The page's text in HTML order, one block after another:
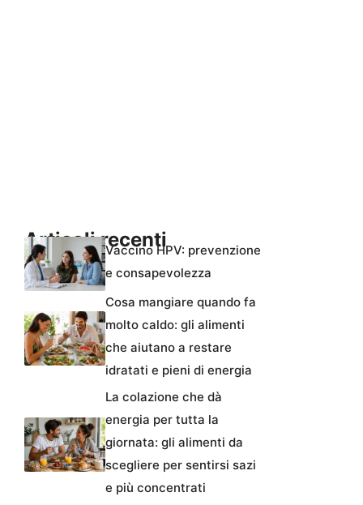
Articoli recentiVaccino HPV: prevenzione
e consapevolezza
Cosa mangiare quando fa
molto caldo: gli alimenti
che aiutano a restare
idratati e pieni di energia
La colazione che dà
energia per tutta la
giornata: gli alimenti da
scegliere per sentirsi sazi
e più concentrati